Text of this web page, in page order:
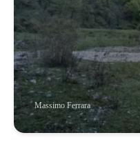
Massimo Ferrara